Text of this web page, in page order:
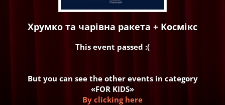
Хрумко та чарівна ракета + Космікс
This event passed :(
But you can see the other events in category
«FOR KIDS»
By clicking here